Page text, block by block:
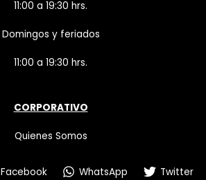
11:00 a 19:30 hrs.
Domingos y feriados
11:00 a 19:30 hrs.
CORPORATIVO
Quienes Somos
Facebook WhatsApp Twitter